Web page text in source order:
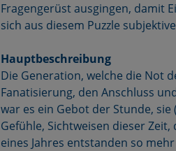
Fragengerüst ausgingen, damit
sich aus diesem Puzzle
Hauptbeschreibung
Die Generation, welche die Not
Fanatisierung, den Anschluss
war es ein Gebot der Stunde,
Gefühle, Sichtweisen dieser
eines Jahres entstanden so